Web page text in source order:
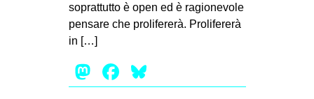
soprattutto è open ed è ragionevole
pensare che prolifererà. Prolifererà
in […]
Mastodon
Facebook